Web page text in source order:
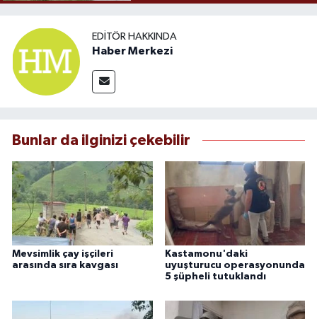
EDITÖR HAKKINDA
Haber Merkezi
Bunlar da ilginizi çekebilir
Mevsimlik çay işçileri
arasında sıra kavgası
Kastamonu'daki
uyuşturucu operasyonunda
5 şüpheli tutuklandı